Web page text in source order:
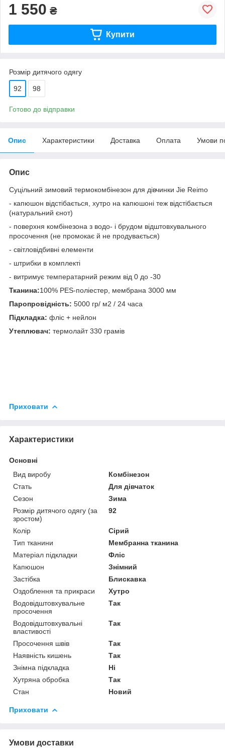
1 550 ₴
Купити
Розмір дитячого одягу
92 98
Готово до відправки
Опис Характеристики Доставка Оплата Умови
Опис
Суцільний зимовий термокомбінезон для дівчинки Jie Reimo
- капюшон відстібається, хутро на капюшоні теж відстібається
(натуральний єнот)
- поверхня комбінезона з водо- і брудом відштовхувального
просочення (не промокає й не продувається)
- світловідбивні елементи
- штрибки в комплекті
- витримує температарний режим від 0 до -30
Тканина:100% PES-поліестер, мембрана 3000 мм
Паропровідність: 5000 гр/ м2 / 24 часа
Підкладка: фліс + нейлон
Утеплювач: термолайт 330 грамів
Приховати
Характеристики
Основні
Вид виробу
Комбінезон
Стать
Для дівчаток
Сезон
Зима
Розмір дитячого одягу (за
зростом)
92
Колір
Сірий
Тип тканини
Мембранна тканина
Матеріал підкладки
Фліс
Капюшон
Знімний
Застібка
Блискавка
Оздоблення та прикраси
Хутро
Водовідштовхувальне
просочення
Так
Водовідштовхувальні
властивості
Так
Просочення швів
Так
Наявність кишень
Так
Знімна підкладка
Ні
Хутряна обробка
Так
Стан
Новий
Приховати
Умови доставки